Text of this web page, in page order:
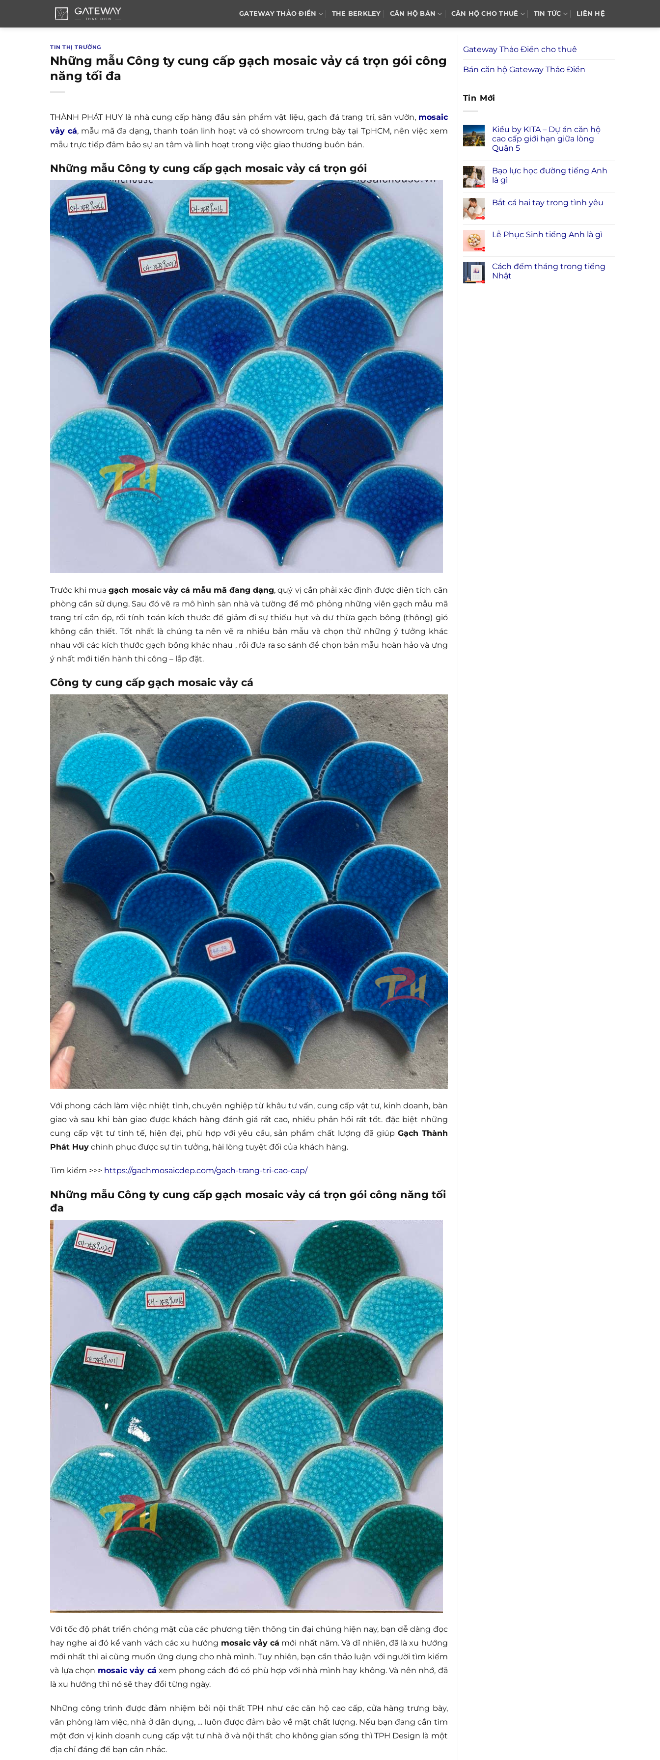
GATEWAY THẢO ĐIỀN THE BERKLEY CĂN HỘ BÁN CĂN HỘ CHO THUÊ TIN TỨC LIÊN HỆ
TIN THỊ TRƯỜNG
Những mẫu Công ty cung cấp gạch mosaic vảy cá trọn gói công
năng tối đa
THÀNH PHÁT HUY là nhà cung cấp hàng đầu sản phẩm vật liệu, gạch đá trang trí, sân vườn, mosaic
vảy cá, mẫu mã đa dạng, thanh toán linh hoạt và có showroom trưng bày tại TpHCM, nên việc xem
mẫu trực tiếp đảm bảo sự an tâm và linh hoạt trong việc giao thương buôn bán.
Những mẫu Công ty cung cấp gạch mosaic vảy cá trọn gói
Trước khi muagạch mosaic vảy cá mẫu mã đang dạng, quý vị cần phải xác định được diện tích căn
phòng cần sử dụng. Sau đó vẽ ra mô hình sàn nhà và tường để mô phỏng những viên gạch mẫu mã
trang trí cần ốp, rồi tính toán kích thước để giảm đi sự thiếu hụt và dư thừa gạch bông (thông) gió
không cần thiết. Tốt nhất là chúng ta nên vẽ ra nhiều bản mẫu và chọn thử những ý tưởng khác
nhau với các kích thước gạch bông khác nhau , rồi đưa ra so sánh để chọn bản mẫu hoàn hảo và ưng
ý nhất mới tiến hành thi công – lắp đặt.
Công ty cung cấp gạch mosaic vảy cá
Với phong cách làm việc nhiệt tình, chuyên nghiệp từ khâu tư vấn, cung cấp vật tư, kinh doanh, bàn
giao và sau khi bàn giao được khách hàng đánh giá rất cao, nhiều phản hồi rất tốt. đặc biệt những
cung cấp vật tư tinh tế, hiện đại, phù hợp với yêu cầu, sản phẩm chất lượng đã giúp Gạch Thành
Phát Huy chinh phục được sự tin tưởng, hài lòng tuyệt đối của khách hàng.
Tìm kiếm >>> https://gachmosaicdep.com/gach-trang-tri-cao-cap/
Những mẫu Công ty cung cấp gạch mosaic vảy cá trọn gói công năng tối
đa
Với tốc độ phát triển chóng mặt của các phương tiện thông tin đại chúng hiện nay, bạn dễ dàng đọc
hay nghe ai đó kể vanh vách các xu hướng mosaic vảy cá mới nhất năm. Và dĩ nhiên, đã là xu hướng
mới nhất thì ai cũng muốn ứng dụng cho nhà mình. Tuy nhiên, bạn cần thảo luận với người tìm kiếm
và lựa chọn mosaic vảy cá xem phong cách đó có phù hợp với nhà mình hay không. Và nên nhớ, đã
là xu hướng thì nó sẽ thay đổi từng ngày.
Những công trình được đảm nhiệm bởi nội thất TPH như các căn hộ cao cấp, cửa hàng trưng bày,
văn phòng làm việc, nhà ở dân dụng, … luôn được đảm bảo về mặt chất lượng. Nếu bạn đang cần tìm
một đơn vị kinh doanh cung cấp vật tư nhà ở và nội thất cho không gian sống thì TPH Design là một
địa chỉ đáng để bạn cân nhắc.
Gateway Thảo Điền cho thuê
Bán căn hộ Gateway Thảo Điền
Tin Mới
Kiều by KITA – Dự án căn hộ
cao cấp giới hạn giữa lòng
Quận 5
Bạo lực học đường tiếng Anh
là gì
Bắt cá hai tay trong tình yêu
Lễ Phục Sinh tiếng Anh là gì
Cách đếm tháng trong tiếng
Nhật